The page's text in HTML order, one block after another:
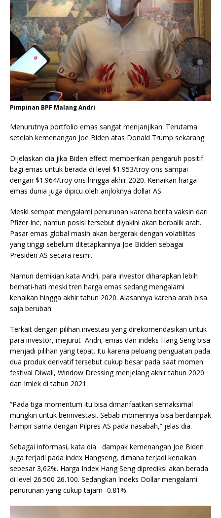
Pimpinan BPF Malang Andri
Menurutnya portfolio emas sangat menjanjikan. Terutama
setelah kemenangan Joe Biden atas Donald Trump sekarang.
Dijelaskan dia jika Biden effect memberikan pengaruh positif
bagi emas untuk berada di level $1.953/troy ons sampai
dengan $1.964/troy ons hingga akhir 2020. Kenaikan harga
emas dunia juga dipicu oleh anjloknya dollar AS.
Meski sempat mengalami penurunan karena berita vaksin dari
Pfizer Inc, namun posisi tersebut diyakini akan berbalik arah.
Pasar emas global masih akan bergerak dengan volatilitas
yang tinggi sebelum ditetapkannya Joe Bidden sebagai
Presiden AS secara resmi.
Namun demikian kata Andri, para investor diharapkan lebih
berhati-hati meski tren harga emas sedang mengalami
kenaikan hingga akhir tahun 2020. Alasannya karena arah bisa
saja berubah.
Terkait dengan pilihan investasi yang direkomendasikan untuk
para investor, mejurut Andri, emas dan indeks Hang Seng bisa
menjadi pilihan yang tepat. Itu karena peluang penguatan pada
dua produk derivatif tersebut cukup besar pada saat momen
festival Diwali, Window Dressing menjelang akhir tahun 2020
dan Imlek di tahun 2021.
“Pada tiga momentum itu bisa dimanfaatkan semaksimal
mungkin untuk berinvestasi. Sebab momennya bisa berdampak
hampir sama dengan Pilpres AS pada nasabah,” jelas dia.
Sebagai informasi, kata dia dampak kemenangan Joe Biden
juga terjadi pada index Hangseng, dimana terjadi kenaikan
sebesar 3,62%. Harga Index Hang Seng diprediksi akan berada
di level 26.500 26.100. Sedangkan lndeks Dollar mengalami
penurunan yang cukup tajam -0.81%.